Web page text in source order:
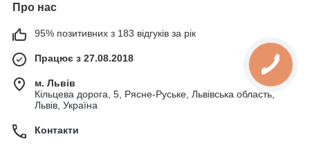
Про нас
95% позитивних з 183 відгуків за рік
Працює з 27.08.2018
м. Львів
Кільцева дорога, 5, Рясне-Руське, Львівська область,
Львів, Україна
Контакти